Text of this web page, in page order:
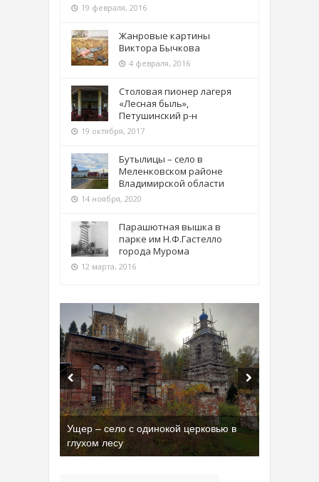
19 февраля, 2016
Жанровые картины
Виктора Бычкова
4 февраля, 2016
Столовая пионер лагеря
«Лесная быль»,
Петушинский р-н
19 октября, 2017
Бутылицы – село в
Меленковском районе
Владимирской области
14 ноября, 2020
Парашютная вышка в
парке им Н.Ф.Гастелло
города Мурома
12 марта, 2016
Бывшая танковая часть имени Сухэ-
Батора во Владимире